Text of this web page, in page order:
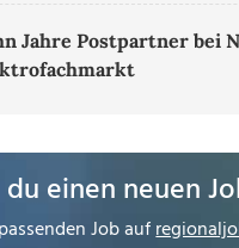
Jahre Postpartner bei
einen neuen
Job auf